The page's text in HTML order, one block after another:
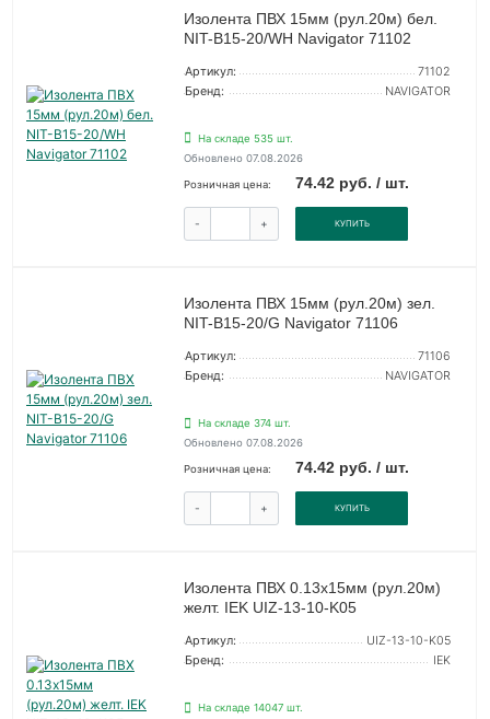
Изолента ПВХ 15мм (рул.20м) бел.
NIT-B15-20/WH Navigator 71102
Артикул:
71102
Бренд:
NAVIGATOR
На складе 535 шт.
Обновлено 07.08.2026
Розничная цена: 74.42 руб. / шт.
- + КУПИТЬ
Изолента ПВХ 15мм (рул.20м) зел.
NIT-B15-20/G Navigator 71106
Артикул:
71106
Бренд:
NAVIGATOR
На складе 374 шт.
Обновлено 07.08.2026
Розничная цена: 74.42 руб. / шт.
- + КУПИТЬ
Изолента ПВХ 0.13х15мм (рул.20м)
желт. IEK UIZ-13-10-K05
Артикул:
UIZ-13-10-K05
Бренд:
IEK
На складе 14047 шт.